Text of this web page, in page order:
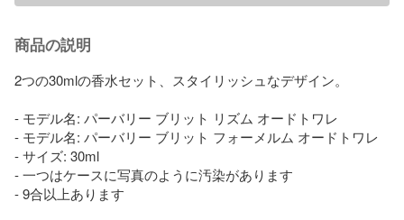
商品の説明
2つの30mlの香水セット、スタイリッシュなデザイン。
- モデル名: パーバリー ブリット リズム オードトワレ
- モデル名: パーバリー ブリット フォーメルム オードトワレ
- サイズ: 30ml
- 一つはケースに写真のように汚染があります
- 9合以上あります